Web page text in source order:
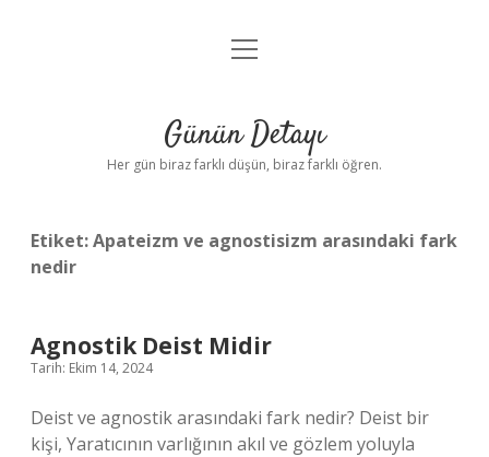
Anasayfa
Yasal Uyarı
menüyü
Günün Detayı
Her gün biraz farklı düşün, biraz farklı öğren.
Etiket:Apateizm ve agnostisizm arasındaki fark
nedir
Agnostik Deist Midir
Tarih: Ekim 14, 2024
Deist ve agnostik arasındaki fark nedir? Deist bir
kişi, Yaratıcının varlığının akıl ve gözlem yoluyla